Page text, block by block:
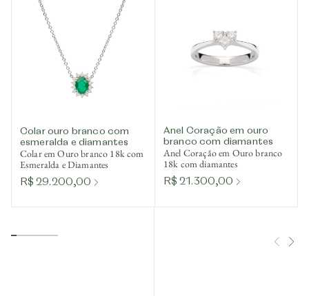
Colar ouro branco com
esmeralda e diamantes
Colar em Ouro branco 18k com
Esmeralda e Diamantes
R$ 29.200,00
Anel Coração em ouro
branco com diamantes
Anel Coração em Ouro branco
18k com diamantes
R$ 21.300,00